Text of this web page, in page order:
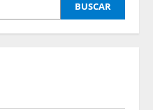
BUSCAR